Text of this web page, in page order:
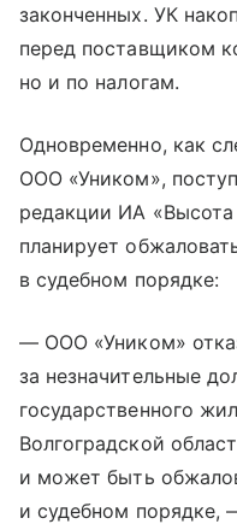
законченных. УК
перед поставщиком
но и по налогам.
Одновременно, как
ООО «Уником»,
редакции ИА
планирует
в судебном порядке:
— ООО «Уником»
за незначительные
государственного
Волгоградской
и может быть
и судебном порядке,